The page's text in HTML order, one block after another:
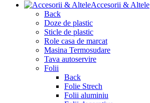
Accesorii & Altele
Back
Doze de plastic
Sticle de plastic
Role casa de marcat
Masina Termosudare
Tava autoservire
Folii
Back
Folie Strech
Folii aluminiu